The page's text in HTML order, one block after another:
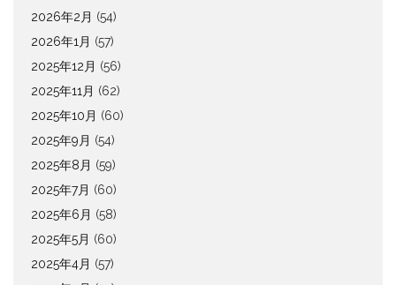
2026年2月 (54)
2026年1月 (57)
2025年12月 (56)
2025年11月 (62)
2025年10月 (60)
2025年9月 (54)
2025年8月 (59)
2025年7月 (60)
2025年6月 (58)
2025年5月 (60)
2025年4月 (57)